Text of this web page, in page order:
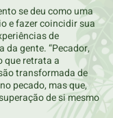
se deu como uma
e fazer coincidir sua
de
gente. “Pecador,
que retrata a
transformada de
pecado, mas que,
de si mesmo